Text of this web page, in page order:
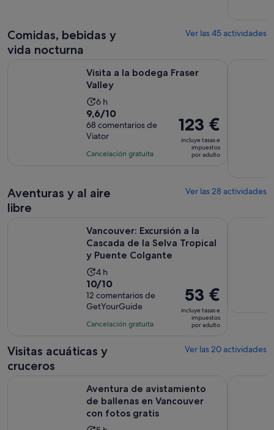
y
el
de
Comidas, bebidas y
vida nocturna
Ver las 45 actividades
Visita a la bodega Fraser
Valley
La
duración
de
la
actividad
6 horas
6 h
9.6
sobre
10
con
9,6/10
68 comentarios de
Viator
Cancelación gratuita
El
precio
es
adulto
123 €
incluye tasas e
impuestos
por adulto
Aventuras y al aire
libre
Ver las 28 actividades
Vancouver: Excursión a la
Cascada de la Selva Tropical
y Puente Colgante
La
duración
de
la
actividad
de
4 horas
4 h
10.0
sobre
10
con
comentarios
10/10
12 comentarios de
GetYourGuide
Cancelación gratuita
El
precio
es
de
por
53 €
incluye tasas e
impuestos
por adulto
Visitas acuáticas y
cruceros
Ver las 20 actividades
Aventura de avistamiento
de ballenas en Vancouver
con fotos gratis